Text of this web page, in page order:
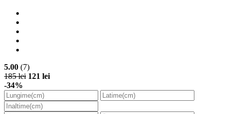
5.00 (7)
185 lei 121 lei
-34%